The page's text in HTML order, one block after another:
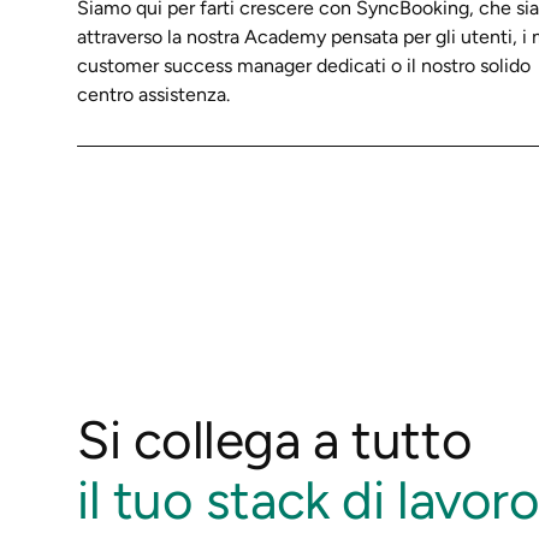
Siamo qui per farti crescere con SyncBooking, che sia
attraverso la nostra Academy pensata per gli utenti, i
customer success manager dedicati o il nostro solido
centro assistenza.
Si collega a tutto
il tuo stack di lavoro